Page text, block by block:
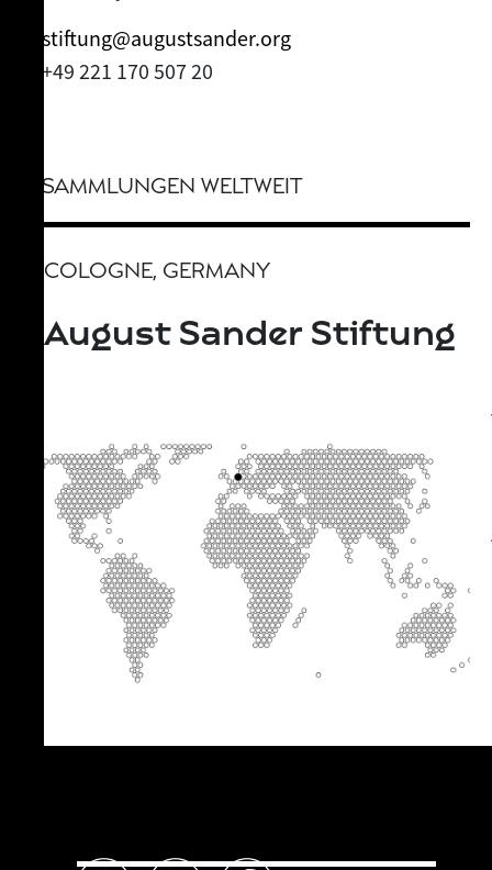
stiftung@augustsander.org
+49 221 170 507 20
SAMMLUNGEN WELTWEIT
NEW YORK CITY, USA
MoMA -The Museum of